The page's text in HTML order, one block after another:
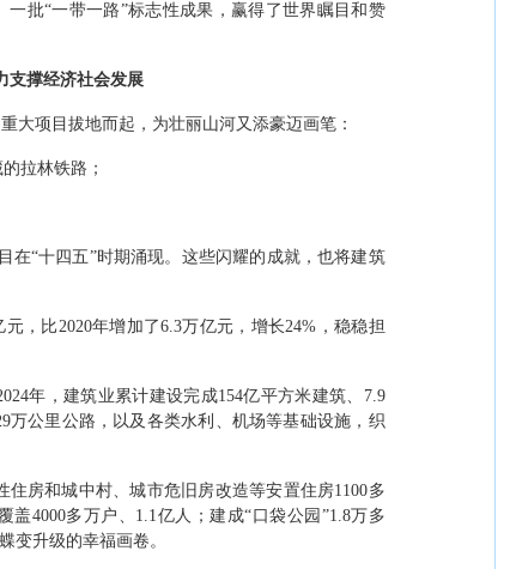
一批“一带一路”标志性成果，赢得了世界瞩目和赞
支撑经济社会发展
大项目拔地而起，为壮丽山河又添豪迈画笔：
拉林铁路；
在“十四五”时期涌现。这些闪耀的成就，也将建筑
元，比2020年增加了6.3万亿元，增长24% ，稳稳担
年，建筑业累计建设完成154亿平方米建筑、 7.9
万公里公路，以及各类水利、机场等基础设施，织
住房和城中村、城市危旧房改造等安置住房1100多
盖4000多万户、 1.1亿人；建成“ 口袋公园 ”1.8万多
变升级的幸福画卷。